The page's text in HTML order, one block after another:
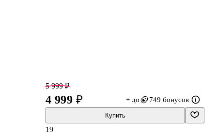
5 999 ₽
4 999 ₽ + до 749 бонусов
Купить
19